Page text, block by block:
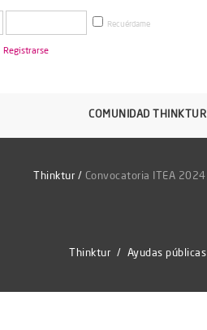
Recuérdame
Registrarse
COMUNIDAD THINKTUR
Thinktur / Convocatoria ITEA 2024
Thinktur / Ayudas públicas